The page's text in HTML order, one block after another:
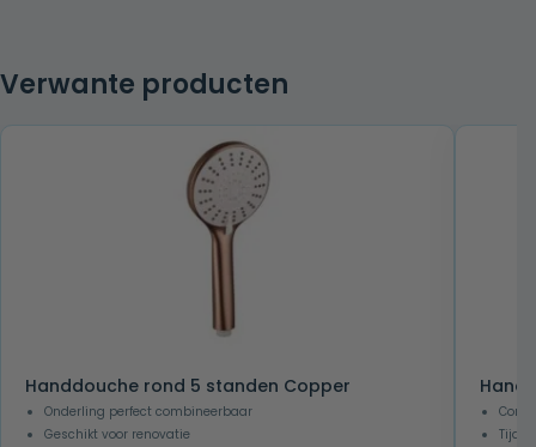
Verwante producten
Handdouche rond 5 standen Copper
Onderling perfect combineerbaar
Geschikt voor renovatie